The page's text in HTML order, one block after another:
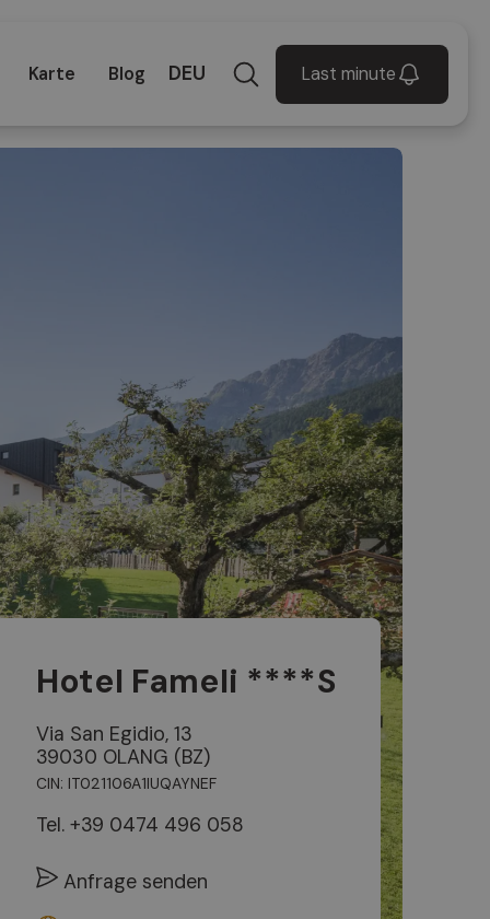
Karte Blog DEU Last minute
Hotel Fameli ****S
Via San Egidio, 13
39030 OLANG (BZ)
CIN: IT021106A1IUQAYNEF
Tel. +39 0474 496 058
Anfrage senden